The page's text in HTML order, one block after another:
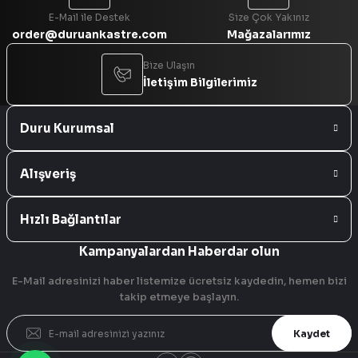
E-Mail ile Destek
order@duruankastre.com
Size Çok Yakınız
Mağazalarımız
Bize Ulaşın
İletişim Bilgilerimiz
Duru Kurumsal
Alışveriş
Hızlı Bağlantılar
Kampanyalardan Haberdar olun
E-Mail adresinizi haber listemize ücretsiz kaydedin, hemen bizi
takip etmeye başlayın.
Kaydet